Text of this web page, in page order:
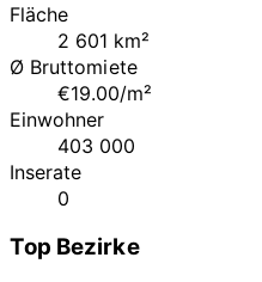
Fläche
2 601 km²
Ø Bruttomiete
€19.00/m²
Einwohner
403 000
Inserate
0
Top Bezirke